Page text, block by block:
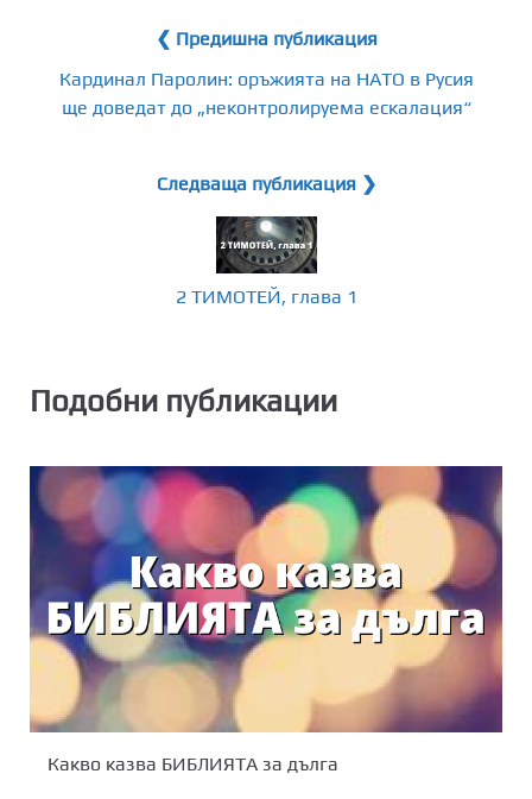
❮ Предишна публикация
Кардинал Паролин: оръжията на НАТО в Русия
ще доведат до „неконтролируема ескалация“
Следваща публикация ❯
2 ТИМОТЕЙ, глава 1
Подобни публикации
Какво казва БИБЛИЯТА за дълга